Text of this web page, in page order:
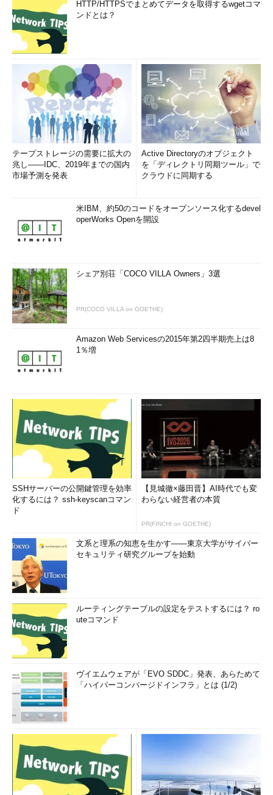
HTTP/HTTPSでまとめてデータを取得するwgetコマ
ンドとは？
テープストレージの需要に拡大の
兆し――IDC、2019年までの国内
市場予測を発表
Active Directoryのオブジェクト
を「ディレクトリ同期ツール」で
クラウドに同期する
米IBM、約50のコードをオープンソース化するdevel
operWorks Openを開設
シェア別荘「COCO VILLA Owners」3選
PR(COCO VILLA on GOETHE)
Amazon Web Servicesの2015年第2四半期売上は8
1％増
SSHサーバーの公開鍵管理を効率
化するには？ ssh-keyscanコマン
ド
【見城徹×藤田晋】AI時代でも変
わらない経営者の本質
PR(FINCHI on GOETHE)
文系と理系の知恵を生かす――東京大学がサイバー
セキュリティ研究グループを始動
ルーティングテーブルの設定をテストするには？ ro
uteコマンド
ヴイエムウェアが「EVO SDDC」発表、あらためて
「ハイパーコンバージドインフラ」とは (1/2)